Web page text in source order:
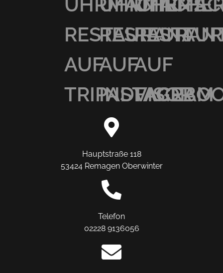
RESTAURANT
AUF
TRIPADVISOR
AUF
INSTAGRAM
AUF
Hauptstraße 118
53424 Remagen Oberwinter
Telefon
02228 9136056